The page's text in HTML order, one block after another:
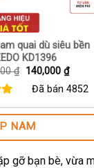
quai dù siêu bền
KD1396
₫ Giá
là:
140,000 ₫Giá
hiện
tại
Đã bán 4852
NAM
gỡ bạn bè, vừa